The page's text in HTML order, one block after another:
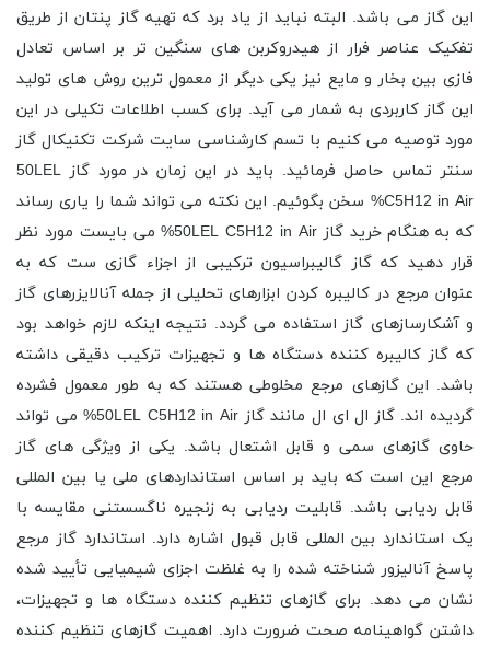
این گاز می باشد. البته نباید از یاد برد که تهیه گاز پنتان از طریق
تفکیک عناصر فرار از هیدروکربن های سنگین ‌تر بر اساس تعادل
فازی بین بخار و مایع نیز یکی دیگر از معمول ترین روش های تولید
این گاز کاربردی به شمار می آید. برای کسب اطلاعات تکیلی در این
مورد توصیه می کنیم با تسم کارشناسی سایت شرکت تکنیکال گاز
سنتر تماس حاصل فرمائید. باید در این زمان در مورد گاز 50LEL
C5H12 in Air% سخن بگوئیم. این نکته می تواند شما را یاری رساند
که به هنگام خرید گاز 50LEL C5H12 in Air% می بایست مورد نظر
قرار دهید که گاز گالیبراسیون ترکیبی از اجزاء گازی ست که به
عنوان مرجع در کالیبره کردن ابزارهای تحلیلی از جمله آنالایزرهای گاز
و آشکارسازهای گاز استفاده می گردد. نتیجه اینکه لازم خواهد بود
که گاز کالیبره کننده دستگاه ها و تجهیزات ترکیب دقیقی داشته
باشد. این گازهای مرجع مخلوطی هستند که به طور معمول فشرده
گردیده اند. گاز ال ای ال مانند گاز 50LEL C5H12 in Air% می تواند
حاوی گازهای سمی و قابل اشتعال باشد. یکی از ویژگی های گاز
مرجع این است که باید بر اساس استانداردهای ملی یا بین المللی
قابل ردیابی باشد. قابلیت ردیابی به زنجیره ناگسستنی مقایسه با
یک استاندارد بین المللی قابل قبول اشاره دارد. استاندارد گاز مرجع
پاسخ آنالیزور شناخته شده را به غلظت اجزای شیمیایی تأیید شده
نشان می دهد. برای گازهای تنظیم کننده دستگاه ها و تجهیزات،
داشتن گواهینامه صحت ضرورت دارد. اهمیت گازهای تنظیم کننده